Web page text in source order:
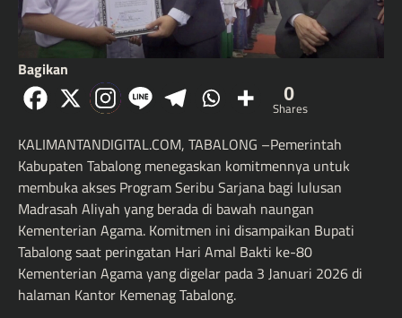
Bagikan
0
Shares
KALIMANTANDIGITAL.COM, TABALONG –Pemerintah
Kabupaten Tabalong menegaskan komitmennya untuk
membuka akses Program Seribu Sarjana bagi lulusan
Madrasah Aliyah yang berada di bawah naungan
Kementerian Agama. Komitmen ini disampaikan Bupati
Tabalong saat peringatan Hari Amal Bakti ke-80
Kementerian Agama yang digelar pada 3 Januari 2026 di
halaman Kantor Kemenag Tabalong.